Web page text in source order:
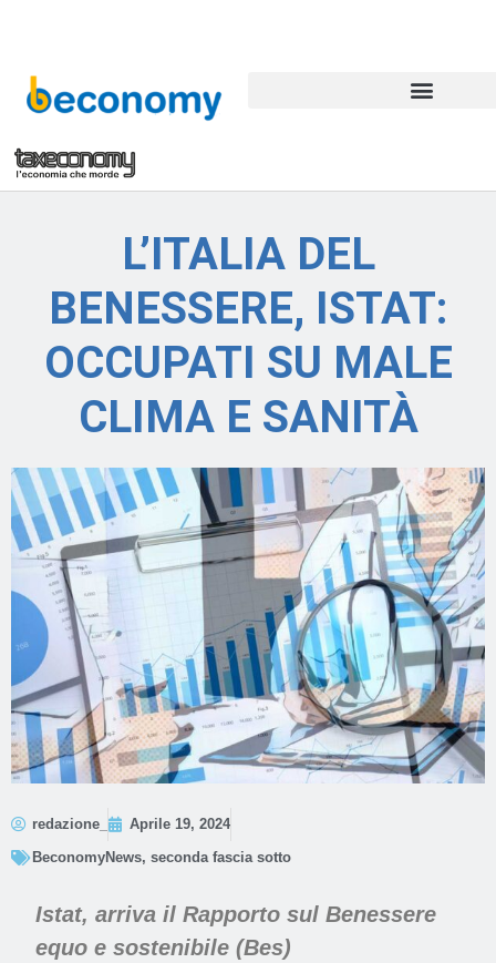
L’ITALIA DEL
BENESSERE, ISTAT:
OCCUPATI SU MALE
CLIMA E SANITÀ
redazione_
Aprile 19, 2024
BeconomyNews, seconda fascia sotto
Istat, arriva il Rapporto sul Benessere
equo e sostenibile (Bes)